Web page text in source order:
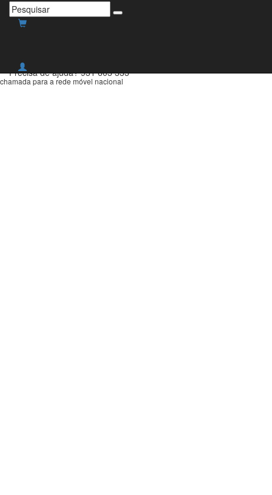
Envio grátis para Portugal
Precisa de ajuda? 931 603 333
chamada para a rede móvel nacional